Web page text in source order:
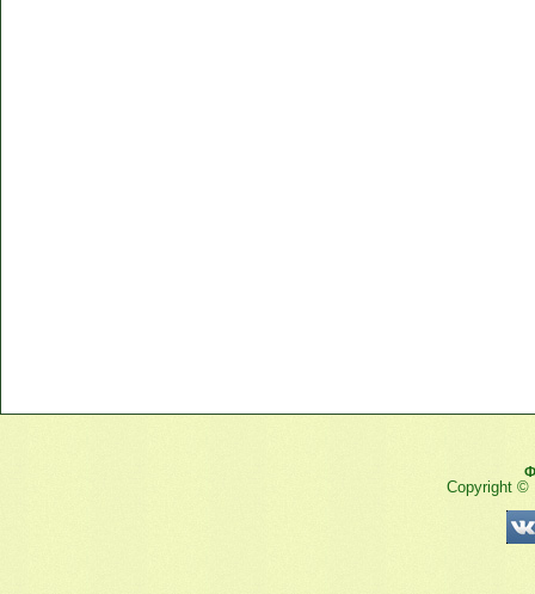
Copyright ©